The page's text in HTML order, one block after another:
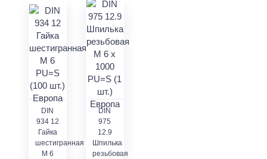
DIN
934 12
Гайка
шестигранная
M 6
DIN
975
12.9
Шпилька
резьбовая